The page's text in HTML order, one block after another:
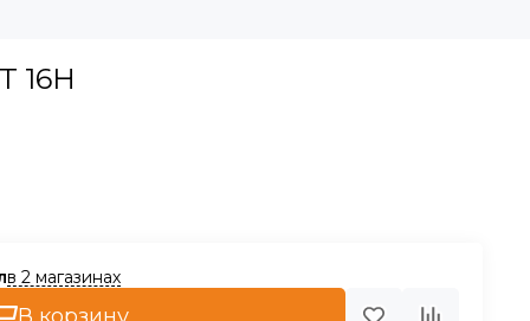
16H
в 2 магазинах